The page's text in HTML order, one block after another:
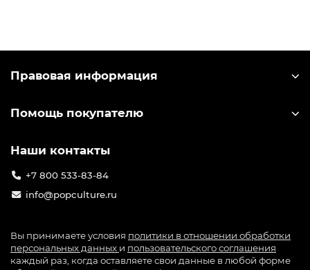
Правовая информация
Помощь покупателю
Наши контакты
+7 800 533-83-84
info@popculture.ru
Вы принимаете условия политики в отношении обработки
персональных данных и пользовательского соглашения
каждый раз, когда оставляете свои данные в любой форме